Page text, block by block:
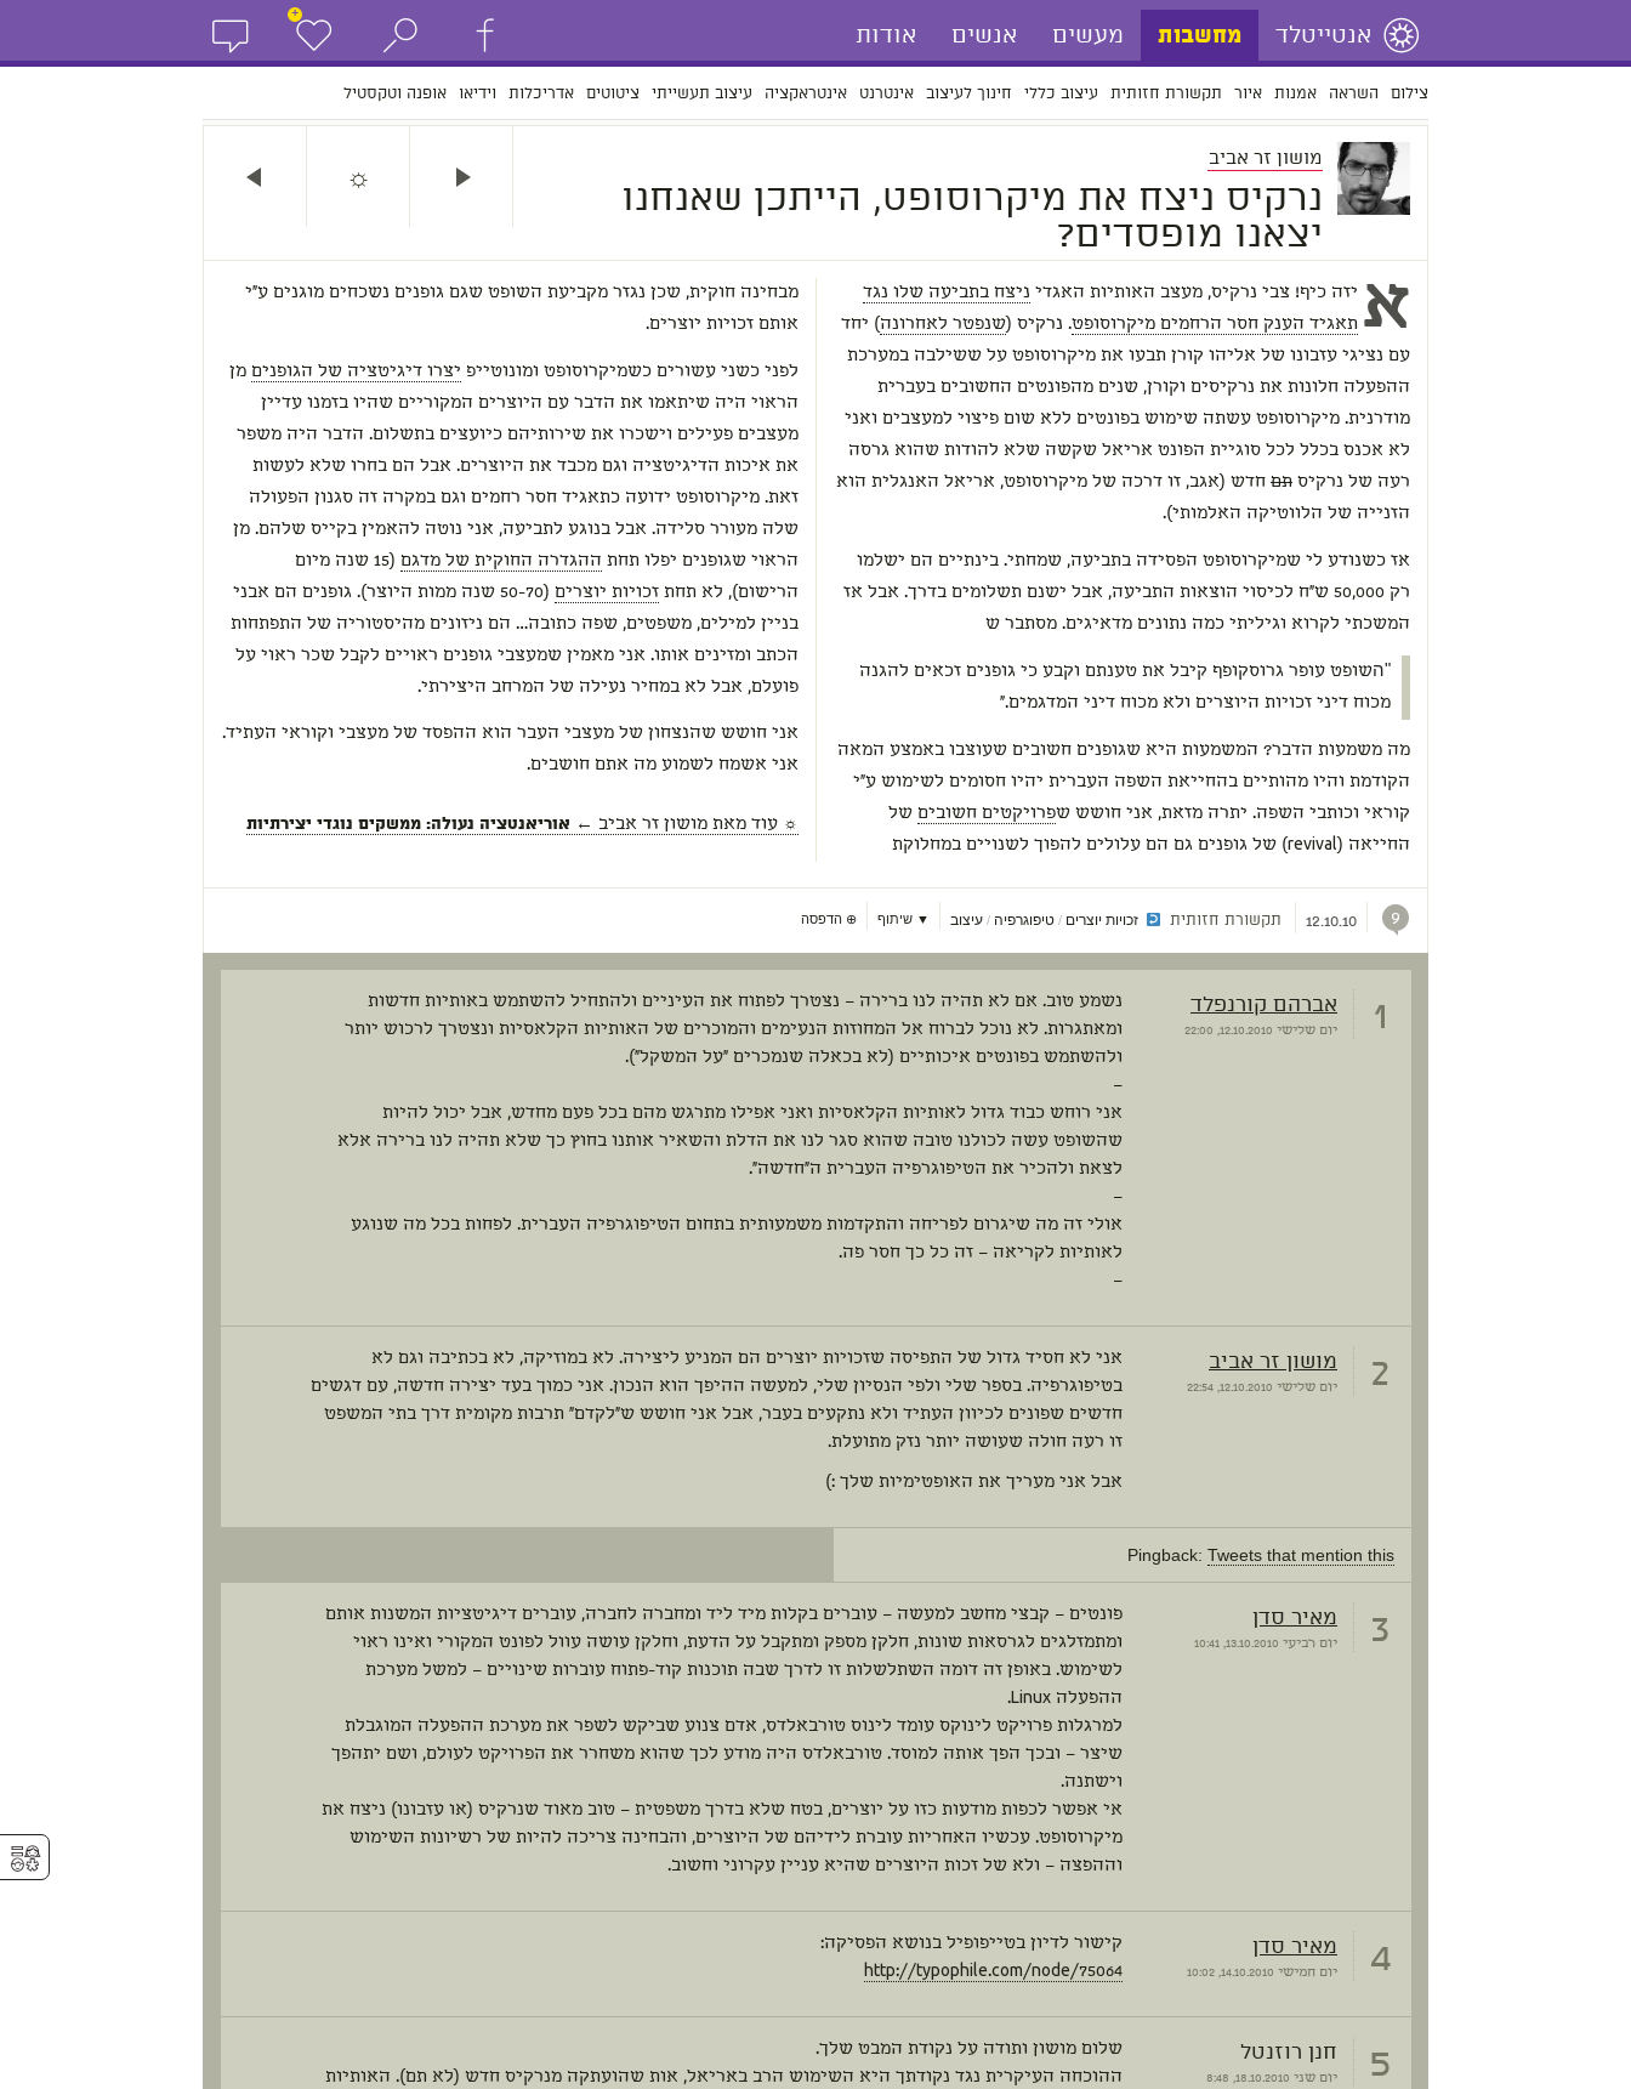
אנטייטלד מחשבות מעשים אנשים אודות
+
צילום השראה אמנות איור תקשורת חזותית עיצוב כללי חינוך לעיצוב אינטרנט אינטראקציה עיצוב תעשייתי ציטוטים אדריכלות וידיאו אופנה וטקסטיל
מושון זר אביב
נרקיס ניצח את מיקרוסופט, הייתכן שאנחנו
יצאנו מופסדים?
☼
א יזה כיף! צבי נרקיס, מעצב האותיות האגדי ניצח בתביעה שלו נגד
תאגיד הענק חסר הרחמים מיקרוסופט. נרקיס (שנפטר לאחרונה) יחד
עם נציגי עזבונו של אליהו קורן תבעו את מיקרוסופט על ששילבה במערכת
ההפעלה חלונות את נרקיסים וקורן, שנים מהפונטים החשובים בעברית
מודרנית. מיקרוסופט עשתה שימוש בפונטים ללא שום פיצוי למעצבים ואני
לא אכנס בכלל לכל סוגיית הפונט אריאל שקשה שלא להודות שהוא גרסה
רעה של נרקיס תם חדש (אגב, זו דרכה של מיקרוסופט, אריאל האנגלית הוא
הזנייה של הלווטיקה האלמותי).
אז כשנודע לי שמיקרוסופט הפסידה בתביעה, שמחתי. בינתיים הם ישלמו
רק 50,000 ש"ח לכיסוי הוצאות התביעה, אבל ישנם תשלומים בדרך. אבל אז
המשכתי לקרוא וגיליתי כמה נתונים מדאיגים. מסתבר ש
"השופט עופר גרוסקופף קיבל את טענתם וקבע כי גופנים זכאים להגנה
מכוח דיני זכויות היוצרים ולא מכוח דיני המדגמים."
מה משמעות הדבר? המשמעות היא שגופנים חשובים שעוצבו באמצע המאה
הקודמת והיו מהותיים בהחייאת השפה העברית יהיו חסומים לשימוש ע"י
קוראי וכותבי השפה. יתרה מזאת, אני חושש שפרויקטים חשובים של
החייאה (revival) של גופנים גם הם עלולים להפוך לשנויים במחלוקת
מבחינה חוקית, שכן נגזר מקביעת השופט שגם גופנים נשכחים מוגנים ע"י
אותם זכויות יוצרים.
לפני כשני עשורים כשמיקרוסופט ומונוטייפ יצרו דיגיטציה של הגופנים מן
הראוי היה שיתאמו את הדבר עם היוצרים המקוריים שהיו בזמנו עדיין
מעצבים פעילים וישכרו את שירותיהם כיועצים בתשלום. הדבר היה משפר
את איכות הדיגיטציה וגם מכבד את היוצרים. אבל הם בחרו שלא לעשות
זאת. מיקרוסופט ידועה כתאגיד חסר רחמים וגם במקרה זה סגנון הפעולה
שלה מעורר סלידה. אבל בנוגע לתביעה, אני נוטה להאמין בקייס שלהם. מן
הראוי שגופנים יפלו תחת ההגדרה החוקית של מדגם
(15 שנה מיום
הרישום), לא תחתזכויות יוצרים
(50-70 שנה ממות היוצר). גופנים הם אבני
בניין למילים, משפטים, שפה כתובה… הם ניזונים מהיסטוריה של התפתחות
הכתב ומזינים אותו. אני מאמין שמעצבי גופנים ראויים לקבל שכר ראוי על
פועלם, אבל לא במחיר נעילה של המרחב היצירתי.
אני חושש שהנצחון של מעצבי העבר הוא ההפסד של מעצבי וקוראי העתיד.
אני אשמח לשמוע מה אתם חושבים.
☼ עוד מאת מושון זר אביב ← אוריאנטציה נעולה: ממשקים נוגדי יצירתיות
9
12.10.10 תקשורת חזותית זכויות יוצרים / טיפוגרפיה/ עיצוב ▼ שיתוף ⊕ הדפסה
1 אברהם קורנפלד
יום שלישי
נשמע טוב. אם לא תהיה לנו ברירה – נצטרך לפתוח את העיניים ולהתחיל להשתמש באותיות חדשות
ומאתגרות. לא נוכל לברוח אל המחוזות הנעימים והמוכרים של האותיות הקלאסיות ונצטרך לרכוש יותר
ולהשתמש בפונטים איכותיים (לא בכאלה שנמכרים "על המשקל").
–
אני רוחש כבוד גדול לאותיות הקלאסיות ואני אפילו מתרגש מהם בכל פעם מחדש, אבל יכול להיות
שהשופט עשה לכולנו טובה שהוא סגר לנו את הדלת והשאיר אותנו בחוץ כך שלא תהיה לנו ברירה אלא
לצאת ולהכיר את הטיפוגרפיה העברית ה"חדשה".
–
אולי זה מה שיגרום לפריחה והתקדמות משמעותית בתחום הטיפוגרפיה העברית. לפחות בכל מה שנוגע
לאותיות לקריאה – זה כל כך חסר פה.
–
2 מושון זר אביב
יום שלישי
אני לא חסיד גדול של התפיסה שזכויות יוצרים הם המניע ליצירה. לא במוזיקה, לא בכתיבה וגם לא
בטיפוגרפיה. בספר שלי ולפי הנסיון שלי, למעשה ההיפך הוא הנכון. אני כמוך בעד יצירה חדשה, עם דגשים
חדשים שפונים לכיוון העתיד ולא נתקעים בעבר, אבל אני חושש ש"לקדם" תרבות מקומית דרך בתי המשפט
זו רעה חולה שעושה יותר נזק מתועלת.
אבל אני מעריך את האופטימיות שלך :)
Pingback: Tweets that mention this
3 מאיר סדן
יום רביעי
פונטים – קבצי מחשב למעשה – עוברים בקלות מיד ליד ומחברה לחברה, עוברים דיגיטציות המשנות אותם
ומתמזלגים לגרסאות שונות, חלקן מספק ומתקבל על הדעת, וחלקן עושה עוול לפונט המקורי ואינו ראוי
לשימוש. באופן זה דומה השתלשלות זו לדרך שבה תוכנות קוד-פתוח עוברות שינויים – למשל מערכת
ההפעלה Linux.
למרגלות פרויקט לינוקס עומד לינוס טורבאלדס, אדם צנוע שביקש לשפר את מערכת ההפעלה המוגבלת
שיצר – ובכך הפך אותה למוסד. טורבאלדס היה מודע לכך שהוא משחרר את הפרויקט לעולם, ושם יתהפך
וישתנה.
אי אפשר לכפות מודעות כזו על יוצרים, בטח שלא בדרך משפטית – טוב מאוד שנרקיס (או עזבונו) ניצח את
מיקרוסופט. עכשיו האחריות עוברת לידיהם של היוצרים, והבחינה צריכה להיות של רשיונות השימוש
וההפצה – ולא של זכות היוצרים שהיא עניין עקרוני וחשוב.
4 מאיר סדן
יום חמישי
קישור לדיון בטייפופיל בנושא הפסיקה:
http://typophile.com/node/75064
5 חנן רוזנטל
יום שני
שלום מושון ותודה על נקודת המבט שלך.
ההוכחה העיקרית נגד נקודתך היא השימוש הרב באריאל, אות שהועתקה מנרקיס חדש (לא תם). האותיות
⚥︎